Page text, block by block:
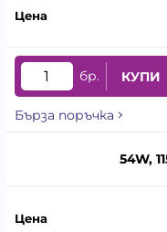
бр. КУПИ
Бърза поръчка
54W,